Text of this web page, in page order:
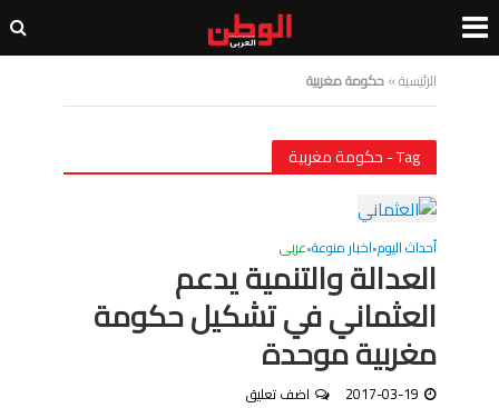
الرئيسية»حكومة مغربية
Tag - حكومة مغربية
أحداث اليوم•اخبار منوعة•عربى
العدالة والتنمية يدعم
العثماني في تشكيل حكومة
مغربية موحدة
2017-03-19 اضف تعليق